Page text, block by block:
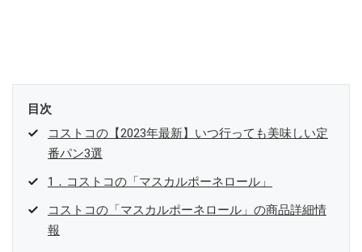
目次
コストコの【2023年最新】いつ行っても美味しい定
番パン3選
1．コストコの「マスカルポーネロール」
コストコの「マスカルポーネロール」の商品詳細情
報